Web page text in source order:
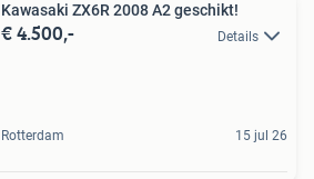
Kawasaki ZX6R 2008 A2 geschikt!
€ 4.500,- Details
Rotterdam 15 jul 26